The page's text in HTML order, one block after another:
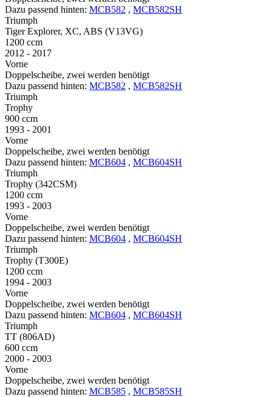
Dazu passend hinten: MCB582 , MCB582SH
Triumph
Tiger Explorer, XC, ABS (V13VG)
1200 ccm
2012 - 2017
Vorne
Doppelscheibe, zwei werden benötigt
Dazu passend hinten: MCB582 , MCB582SH
Triumph
Trophy
900 ccm
1993 - 2001
Vorne
Doppelscheibe, zwei werden benötigt
Dazu passend hinten: MCB604 , MCB604SH
Triumph
Trophy (342CSM)
1200 ccm
1993 - 2003
Vorne
Doppelscheibe, zwei werden benötigt
Dazu passend hinten: MCB604 , MCB604SH
Triumph
Trophy (T300E)
1200 ccm
1994 - 2003
Vorne
Doppelscheibe, zwei werden benötigt
Dazu passend hinten: MCB604 , MCB604SH
Triumph
TT (806AD)
600 ccm
2000 - 2003
Vorne
Doppelscheibe, zwei werden benötigt
Dazu passend hinten: MCB585 , MCB585SH